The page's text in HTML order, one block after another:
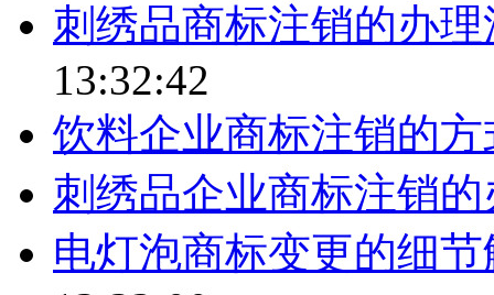
刺绣品商标注销的办
13:32:42
饮料企业商标注销的方
刺绣品企业商标注销
电灯泡商标变更的细